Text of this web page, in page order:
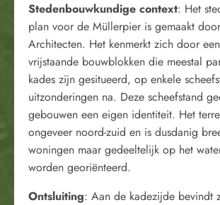
Stedenbouwkundige context: Het
plan voor de Müllerpier is gemaakt
Architecten. Het kenmerkt zich door
vrijstaande bouwblokken die meestal
kades zijn gesitueerd, op enkele
uitzonderingen na. Deze scheefstand
gebouwen een eigen identiteit. Het
ongeveer noord-zuid en is dusdanig
woningen maar gedeeltelijk op het
worden georiënteerd.
Ontsluiting: Aan de kadezijde bevindt